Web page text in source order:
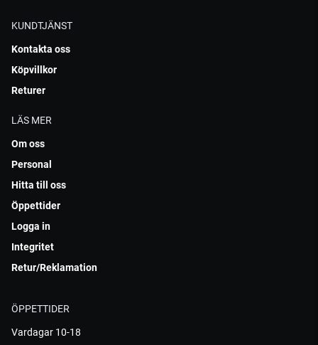
KUNDTJÄNST
Kontakta oss
Köpvillkor
Returer
LÄS MER
Om oss
Personal
Hitta till oss
Öppettider
Logga in
Integritet
Retur/Reklamation
ÖPPETTIDER
Vardagar 10-18